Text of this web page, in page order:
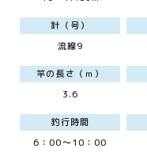
針（号）
流線9
竿の長さ（ｍ）
3.6
釣行時間
6：00～10：00